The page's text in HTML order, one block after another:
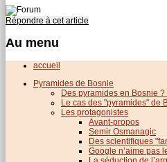
Répondre à cet article
Au menu
accueil
Pyramides de Bosnie
Des pyramides en Bosnie
Le cas des "pyramides" de
Les protagonistes
Avant-propos
Semir Osmanagic
Des scientifiques
Google n’aime pas